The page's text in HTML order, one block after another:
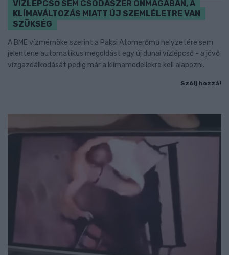
VÍZLÉPCSŐ SEM CSODASZER ÖNMAGÁBAN, A
KLÍMAVÁLTOZÁS MIATT ÚJ SZEMLÉLETRE VAN
SZÜKSÉG
A BME vízmérnöke szerint a Paksi Atomerőmű helyzetére sem
jelentene automatikus megoldást egy új dunai vízlépcső - a jövő
vízgazdálkodását pedig már a klímamodellekre kell alapozni.
Szólj hozzá!